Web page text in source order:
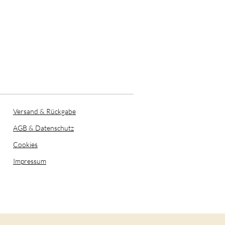
Versand & Rückgabe
AGB & Datenschutz
Cookies
Impressum